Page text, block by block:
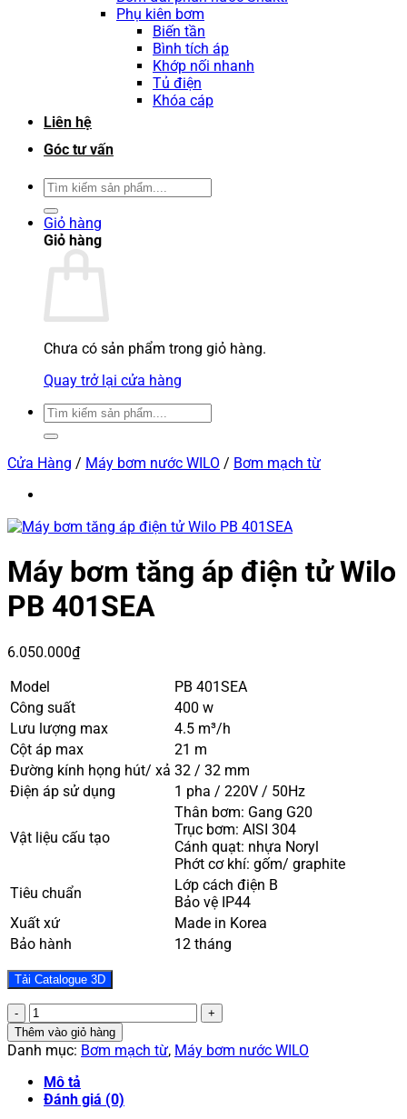
Phụ kiên bơm
Biến tần
Bình tích áp
Khớp nối nhanh
Tủ điện
Khóa cáp
Liên hệ
Góc tư vấn
Tìm
kiếm:
Giỏ hàng
Giỏ hàng
Chưa có sản phẩm trong giỏ hàng.
Quay trở lại cửa hàng
Tìm
kiếm:
Cửa Hàng / Máy bơm nước WILO / Bơm mạch từ
Máy bơm tăng áp điện tử Wilo
PB 401SEA
6.050.000₫
Model
PB 401SEA
Công suất
400 w
Lưu lượng max
4.5 m³/h
Cột áp max
21 m
Đường kính họng hút/ xả 32 / 32 mm
Điện áp sử dụng
1 pha / 220V / 50Hz
Vật liệu cấu tạo
Thân bơm: Gang G20
Trục bơm: AISI 304
Cánh quạt: nhựa Noryl
Phớt cơ khí: gốm/ graphite
Tiêu chuẩn
Lớp cách điện B
Bảo vệ IP44
Xuất xứ
Made in Korea
Bảo hành
12 tháng
Tải Catalogue 3D
Máy
bơm
tăng
điện
tử
Thêm vào giỏ hàng
Danh mục: Bơm mạch từ, Máy bơm nước WILO
Mô tả
Đánh giá (0)